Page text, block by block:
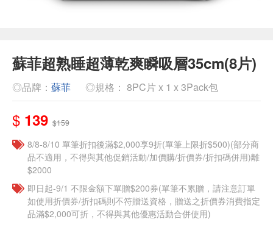
蘇菲超熟睡超薄乾爽瞬吸層35cm(8片)
◎品牌： 蘇菲 ◎規格： 8PC片 x 1 x 3Pack包
$ 139 $159
8/8-8/10 單筆折扣後滿$2,000享9折(單筆上限折$500)(部分商
品不適用，不得與其他促銷活動/加價購/折價券/折扣碼併用)離
$2000
即日起-9/1 不限金額下單贈$200券(單筆不累贈，請注意訂單
如使用折價券/折扣碼則不符贈送資格，贈送之折價券消費指定
品滿$2,000可折，不得與其他優惠活動合併使用)